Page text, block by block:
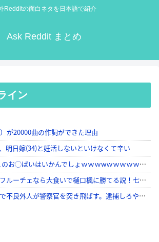
Redditの面白ネタを日本語で紹介
Ask Reddit まとめ
イン